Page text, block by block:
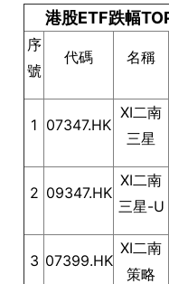
港股ETF跌幅
序
號
代碼 名稱
1 07347.HK
XI二南
三星
2 09347.HK
XI二南
三星-U
3 07399.HK
XI二南
策略